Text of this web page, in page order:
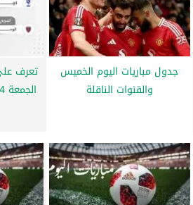
جدول مباريات اليوم الخميس
والقنوات الناقلة
تعرف